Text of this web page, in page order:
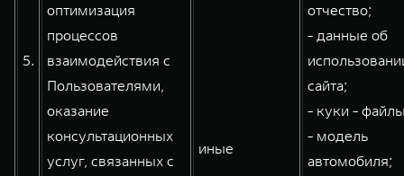
5.
оптимизация
процессов
взаимодействия с
Пользователями,
оказание
консультационных
услуг, связанных с
иные
отчество;
- данные об
сайта;
- куки -
- модель
автомобиля;